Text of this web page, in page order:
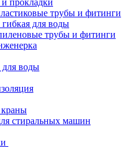
прокладки
трубы и фитинги
для воды
трубы и фитинги
воды
стиральных машин